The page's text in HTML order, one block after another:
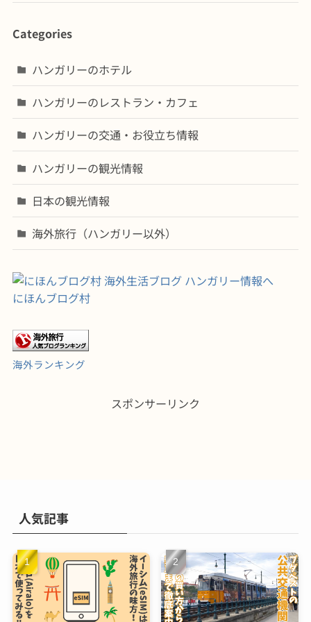
Categories
ハンガリーのホテル
ハンガリーのレストラン・カフェ
ハンガリーの交通・お役立ち情報
ハンガリーの観光情報
日本の観光情報
海外旅行（ハンガリー以外）
にほんブログ村
海外ランキング
スポンサーリンク
人気記事